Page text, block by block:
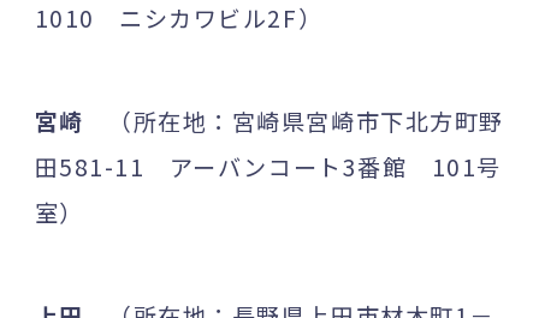
1010 ニシカワビル2F）
宮崎 （所在地：宮崎県宮崎市下北方町野
田581-11 アーバンコート3番館 101号
室）